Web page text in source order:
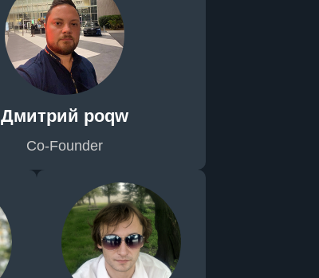
Дмитрий poqw
Co-Founder